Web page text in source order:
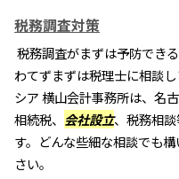
税務調査対策
税務調査がまずは予防でき
わてずまずは税理士に相談
シア 横山会計事務所は、名
相続税、 会社設立、税務相
す。どんな些細な相談でも
さい。